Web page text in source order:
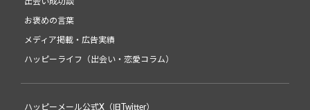
出会い成功談
お褒めの言葉
メディア掲載・広告実績
ハッピーライフ（出会い・恋愛コラム）
ハッピーメール公式X（旧Twitter）